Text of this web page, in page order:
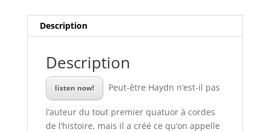
Quatuor
Rosamonde
Description
Description
listen now! Peut-être Haydn n’est-il pas
l’auteur du tout premier quatuor à cordes
de l’histoire, mais il a créé ce qu’on appelle